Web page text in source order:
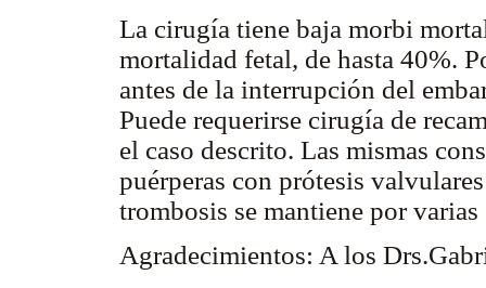
La cirugía tiene baja morbi
mortalidad fetal, de hasta 40%.
antes de la interrupción del
Puede requerirse cirugía de
el caso descrito. Las mismas
puérperas con prótesis
trombosis se mantiene por
Agradecimientos: A los